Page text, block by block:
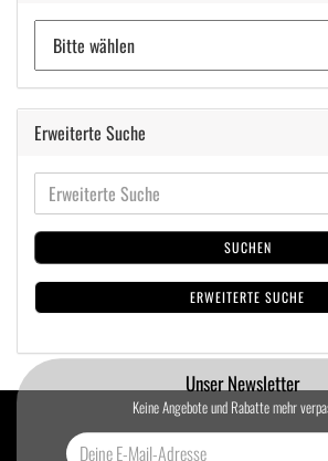
Erweiterte Suche
SUCHEN
ERWEITERTE SUCHE
Unser Newsletter
Keine Angebote und Rabatte mehr